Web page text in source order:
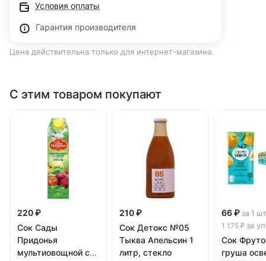
Условия оплаты
Гарантия производителя
Цена действительна только для интернет-магазина.
С этим товаром покупают
220 ₽
Сок Сады
Придонья
мультиовощной со
210 ₽
Сок Детокс №05
Тыква Апельсин 1
литр, стекло
66 ₽ за 1 шт
1 175 ₽ за уп
Сок
груша